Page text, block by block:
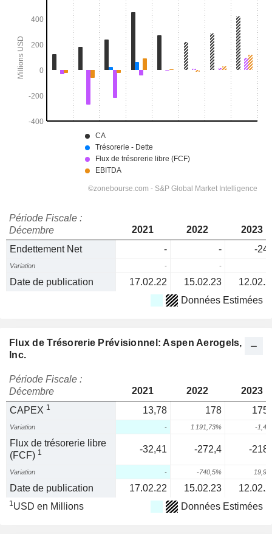
Période Fiscale :
Décembre
2021 2022
2023
Endettement Net
- - -
Variation - -
Date de publication 17.02.22 15.02.23
Données Estimées
Flux de Trésorerie Prévisionnel: Aspen Aerogels,
Inc.
Période Fiscale :
Décembre
2021 2022
2023
CAPEX 1 13,78 178
Variation - 1 191,73% -
Flux de trésorerie libre
(FCF) 1 -32,41 -272,4 -
Variation - -740,5%
Date de publication 17.02.22 15.02.23
1USD en Millions Données Estimées